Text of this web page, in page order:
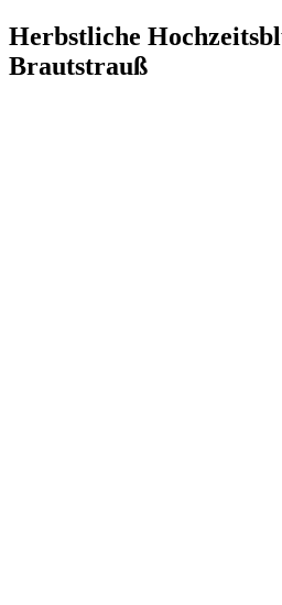
Herbstliche
Brautstrauß